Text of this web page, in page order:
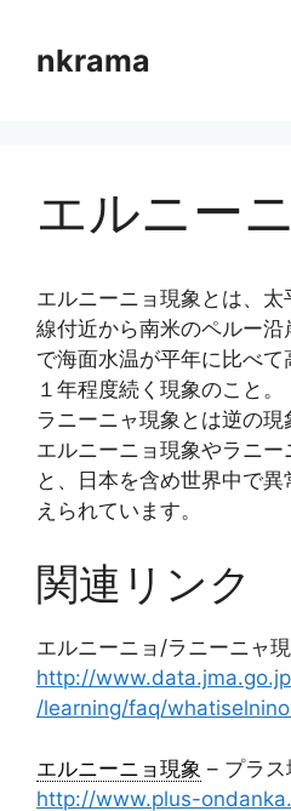
nkrama
エルニー
エルニーニョ現象とは、
線付近から南米のペルー
で海面水温が平年に比べ
１年程度続く現象のこと。
ラニーニャ現象とは逆の現
エルニーニョ現象やラニ
と、日本を含め世界中で
えられています。
関連リンク
エルニーニョ/ラニーニャ
http://
/learning/faq/
エルニーニョ現象 – プラ
http://www.plus-